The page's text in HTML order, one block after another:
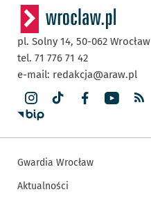
pl. Solny 14, 50-062 Wrocław
tel. 71 776 71 42
e-mail: redakcja@araw.pl
Gwardia Wrocław
Aktualności